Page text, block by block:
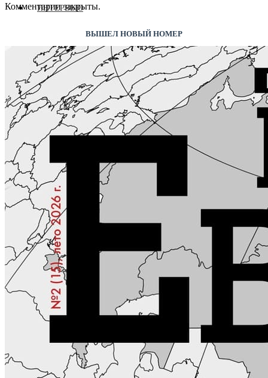
ИНТЕРВЬЮ
ВЫСТАВКИ 2026
РЕКЛАМА
КОНТАКТЫ
Комментарии закрыты.
ВЫШЕЛ НОВЫЙ НОМЕР